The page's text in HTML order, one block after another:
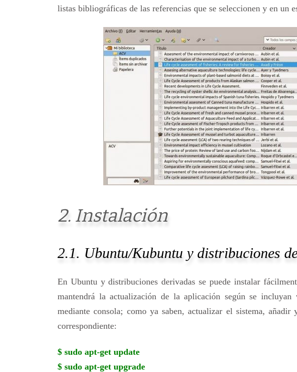
listas bibliográficas de las referencias que se seleccionen y en un
2. Instalación
2.1. Ubuntu/Kubuntu y distribuciones
En Ubuntu y distribuciones derivadas se puede instalar
mantendrá la actualización de la aplicación según se incluyan
mediante consola; como ya saben, actualizar el sistema,
correspondiente:
$ sudo apt-get update
$ sudo apt-get upgrade